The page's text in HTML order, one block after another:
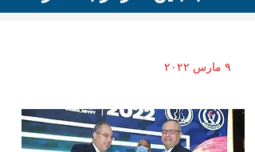
٩ مارس ٢٠٢٢